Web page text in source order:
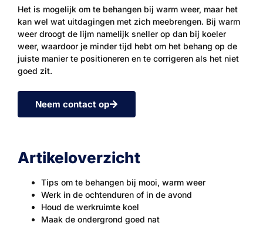
Het is mogelijk om te behangen bij warm weer, maar het
kan wel wat uitdagingen met zich meebrengen. Bij warm
weer droogt de lijm namelijk sneller op dan bij koeler
weer, waardoor je minder tijd hebt om het behang op de
juiste manier te positioneren en te corrigeren als het niet
goed zit.
Neem contact op
Artikeloverzicht
Tips om te behangen bij mooi, warm weer
Werk in de ochtenduren of in de avond
Houd de werkruimte koel
Maak de ondergrond goed nat